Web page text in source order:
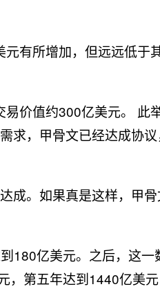
有所增加，但远远低于
价值约300亿美元。 此
求，甲骨文已经达成协
成。如果真是这样，甲
180亿美元。之后，这一
，第五年达到1440亿美元